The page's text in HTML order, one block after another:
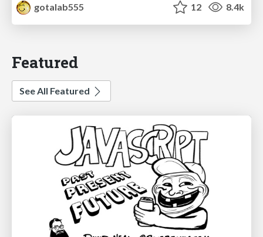
gotalab555
12 8.4k
Featured
See All Featured